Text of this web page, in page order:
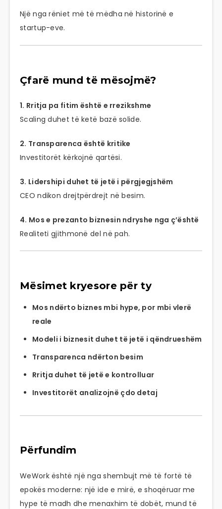
Një nga rëniet më të mëdha në historinë e
startup-eve.
Çfarë mund të mësojmë?
1. Rritja pa fitim është e rrezikshme
Scaling duhet të ketë bazë solide.
2. Transparenca është kritike
Investitorët kërkojnë qartësi.
3. Lidershipi duhet të jetë i përgjegjshëm
CEO ndikon drejtpërdrejt në besim.
4. Mos e prezanto biznesin ndryshe nga ç’është
Realiteti gjithmonë del në pah.
Mësimet kryesore për ty
Mos ndërto biznes mbi hype, por mbi vlerë
reale
Modeli i biznesit duhet të jetë i qëndrueshëm
Transparenca ndërton besim
Rritja duhet të jetë e kontrolluar
Investitorët analizojnë çdo detaj
Përfundim
WeWork është një nga shembujt më të fortë të
epokës moderne: një ide e mirë, e shoqëruar me
hype të madh dhe menaxhim të dobët, mund të